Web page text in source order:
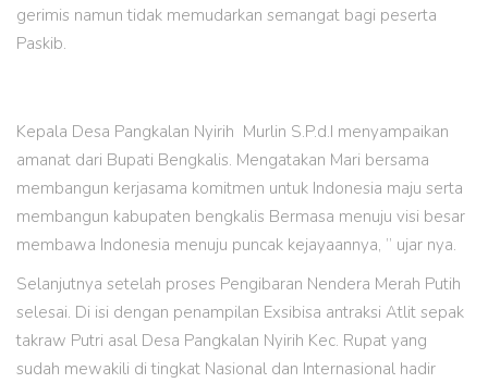
gerimis namun tidak memudarkan semangat bagi peserta
Paskib.
Kepala Desa Pangkalan Nyirih Murlin S.P.d.I menyampaikan
amanat dari Bupati Bengkalis. Mengatakan Mari bersama
membangun kerjasama komitmen untuk Indonesia maju serta
membangun kabupaten bengkalis Bermasa menuju visi besar
membawa Indonesia menuju puncak kejayaannya, ” ujar nya.
Selanjutnya setelah proses Pengibaran Nendera Merah Putih
selesai. Di isi dengan penampilan Exsibisa antraksi Atlit sepak
takraw Putri asal Desa Pangkalan Nyirih Kec. Rupat yang
sudah mewakili di tingkat Nasional dan Internasional hadir